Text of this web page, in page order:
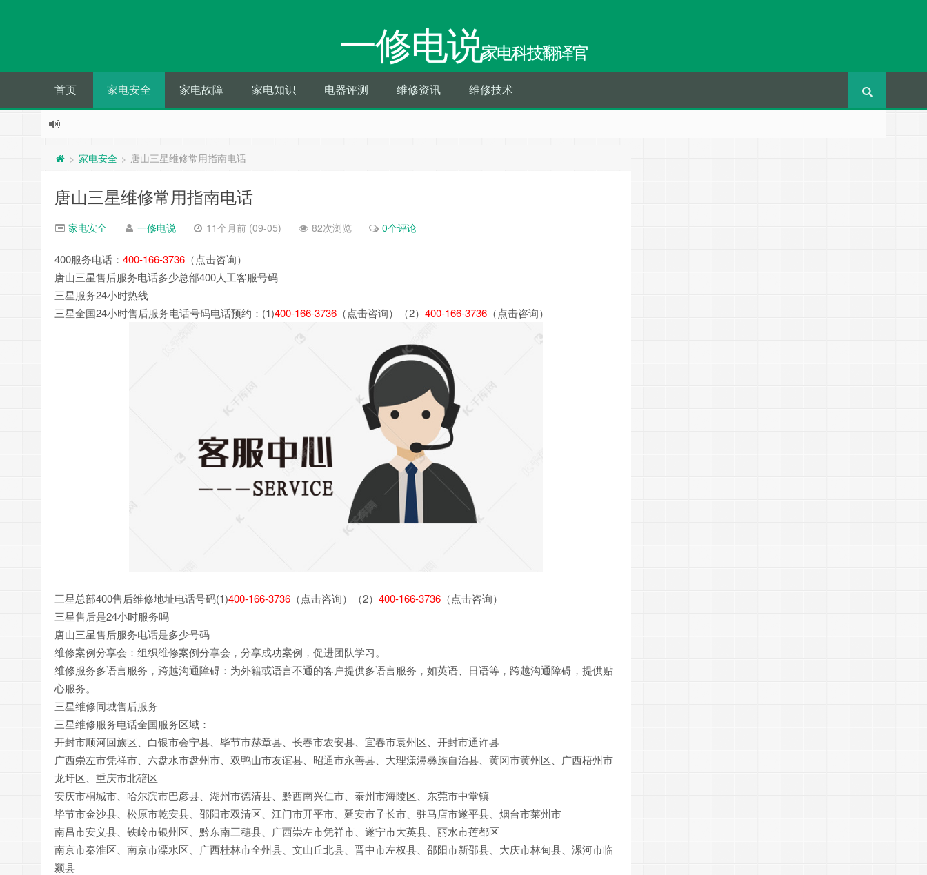
一修电说家电科技翻译官
首页 家电安全 家电故障 家电知识 电器评测 维修资讯 维修技术
> 家电安全 > 唐山三星维修常用指南电话
唐山三星维修常用指南电话
家电安全 一修电说 11个月前 (09-05) 82次浏览 0个评论
400服务电话： 400-166-3736 （点击咨询）
唐山三星售后服务电话多少总部400人工客服号码
三星服务24小时热线
三星全国24小时售后服务电话号码电话预约：(1)400-166-3736 （点击咨询）（2） 400-166-3736 （点击咨询）
三星总部400售后维修地址电话号码(1)400-166-3736 （点击咨询）（2） 400-166-3736 （点击咨询）
三星售后是24小时服务吗
唐山三星售后服务电话是多少号码
维修案例分享会：组织维修案例分享会，分享成功案例，促进团队学习。
维修服务多语言服务，跨越沟通障碍：为外籍或语言不通的客户提供多语言服务，如英语、日语等，跨越沟通障碍，提供贴
心服务。
三星维修同城售后服务
三星维修服务电话全国服务区域：
开封市顺河回族区、白银市会宁县、毕节市赫章县、长春市农安县、宜春市袁州区、开封市通许县
广西崇左市凭祥市、六盘水市盘州市、双鸭山市友谊县、昭通市永善县、大理漾濞彝族自治县、黄冈市黄州区、广西梧州市
龙圩区、重庆市北碚区
安庆市桐城市、哈尔滨市巴彦县、湖州市德清县、黔西南兴仁市、泰州市海陵区、东莞市中堂镇
毕节市金沙县、松原市乾安县、邵阳市双清区、江门市开平市、延安市子长市、驻马店市遂平县、烟台市莱州市
南昌市安义县、铁岭市银州区、黔东南三穗县、广西崇左市凭祥市、遂宁市大英县、丽水市莲都区
南京市秦淮区、南京市溧水区、广西桂林市全州县、文山丘北县、晋中市左权县、邵阳市新邵县、大庆市林甸县、漯河市临
颍县